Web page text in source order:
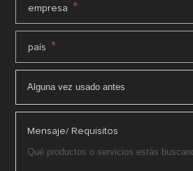
empresa *
país *
Mensaje/ Requisitos